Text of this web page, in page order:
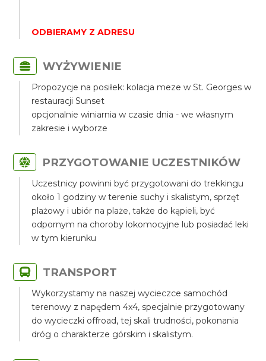
ODBIERAMY Z ADRESU
WYŻYWIENIE
Propozycje na posiłek: kolacja meze w St. Georges w
restauracji Sunset
opcjonalnie winiarnia w czasie dnia - we własnym
zakresie i wyborze
PRZYGOTOWANIE UCZESTNIKÓW
Uczestnicy powinni być przygotowani do trekkingu
około 1 godziny w terenie suchy i skalistym, sprzęt
plażowy i ubiór na plaże, także do kąpieli, być
odpornym na choroby lokomocyjne lub posiadać leki
w tym kierunku
TRANSPORT
Wykorzystamy na naszej wycieczce samochód
terenowy z napędem 4x4, specjalnie przygotowany
do wycieczki offroad, tej skali trudności, pokonania
dróg o charakterze górskim i skalistym.